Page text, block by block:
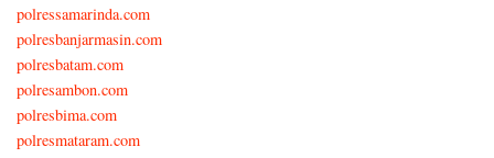
polressamarinda.com
polresbanjarmasin.com
polresbatam.com
polresambon.com
polresbima.com
polresmataram.com